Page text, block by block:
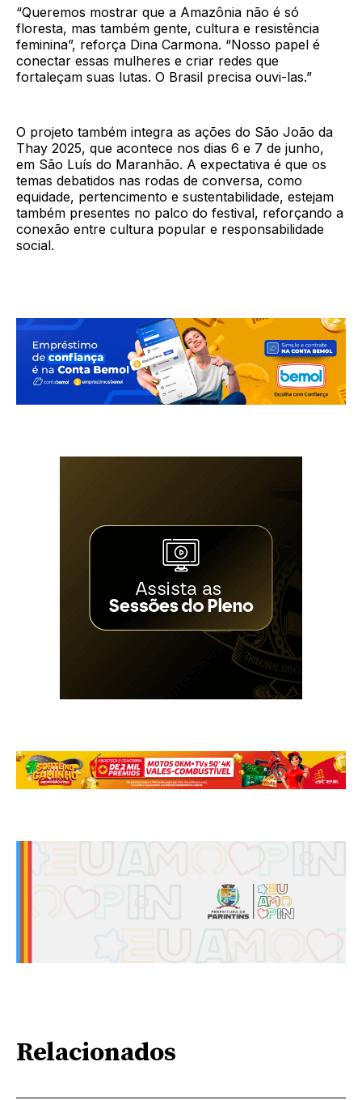
“Queremos mostrar que a Amazônia não é só
floresta, mas também gente, cultura e resistência
feminina”, reforça Dina Carmona. “Nosso papel é
conectar essas mulheres e criar redes que
fortaleçam suas lutas. O Brasil precisa ouvi-las.”
O projeto também integra as ações do São João da
Thay 2025, que acontece nos dias 6 e 7 de junho,
em São Luís do Maranhão. A expectativa é que os
temas debatidos nas rodas de conversa, como
equidade, pertencimento e sustentabilidade, estejam
também presentes no palco do festival, reforçando a
conexão entre cultura popular e responsabilidade
social.
Relacionados